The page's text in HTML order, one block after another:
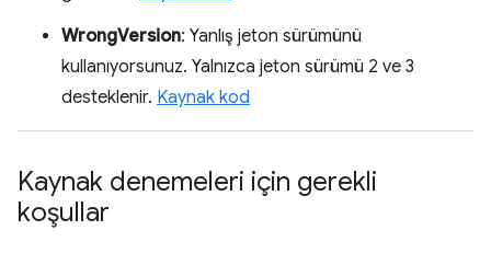
WrongVersion: Yanlış jeton sürümünü
kullanıyorsunuz. Yalnızca jeton sürümü 2 ve 3
desteklenir. Kaynak kod
Kaynak denemeleri için gerekli
koşullar